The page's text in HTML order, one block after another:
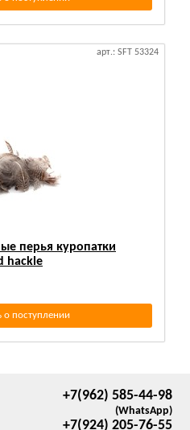
арт.: SFT 53324
перья куропатки
hackle
поступлении
+7(962) 585-44-98
(WhatsApp)
+7(924) 205-76-55